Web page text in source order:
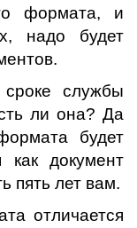
формата, и
надо будет
службы
ли она? Да
будет
документ
пять лет вам.
отличается